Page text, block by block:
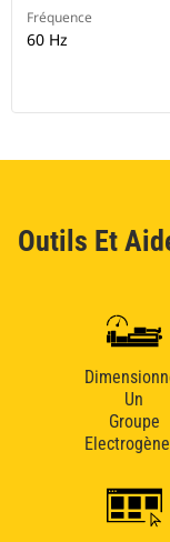
Fréquence
60 Hz
Outils Et
Un
Groupe
Electrogène